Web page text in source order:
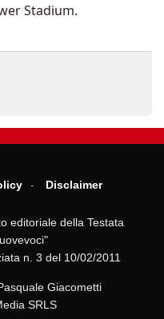
Stadium.
Disclaimer
editoriale della Testata
n. 3 del 10/02/2011
Giacometti
SRLS